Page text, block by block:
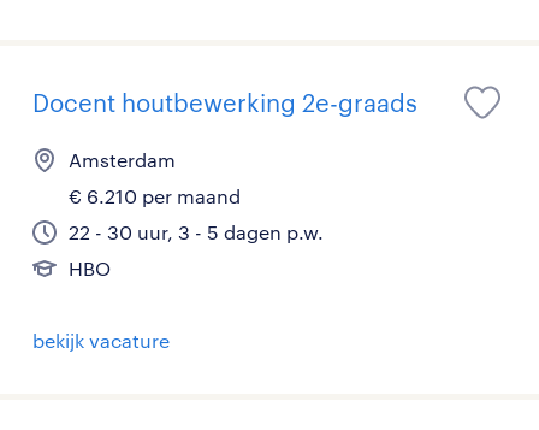
Docent houtbewerking 2e-graads
Amsterdam
€ 6.210 per maand
22 - 30 uur, 3 - 5 dagen p.w.
HBO
bekijk vacature